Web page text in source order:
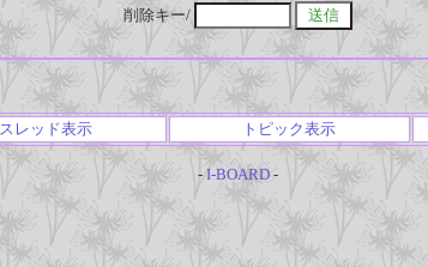
削除キー/
スレッド表示 トピック表示
- I-BOARD-